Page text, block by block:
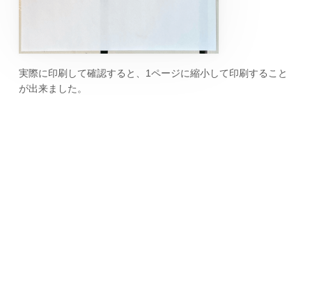
実際に印刷して確認すると、1ページに縮小して印刷すること
が出来ました。